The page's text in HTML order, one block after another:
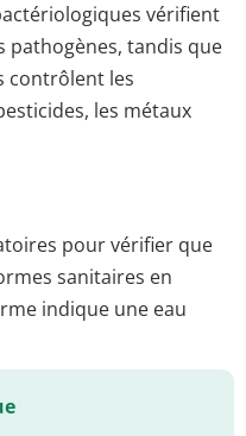
vérifient
pathogènes, tandis que
contrôlent les
les métaux
pour vérifier que
sanitaires en
indique une eau